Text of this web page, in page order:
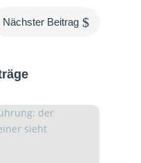
Nächster Beitrag $